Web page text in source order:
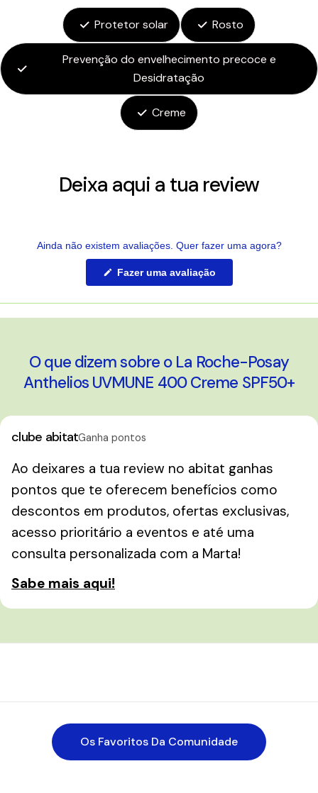
Protetor solar Rosto
Prevenção do envelhecimento precoce e
Desidratação
Creme
Deixa aqui a tua review
Ainda não existem avaliações. Quer fazer uma agora?
Fazer uma avaliação(Abre
numa
janela)
O que dizem sobre o La Roche-Posay
Anthelios UVMUNE 400 Creme SPF50+
clube abitatGanha pontos
Ao deixares a tua review no abitat ganhas
pontos que te oferecem benefícios como
descontos em produtos, ofertas exclusivas,
acesso prioritário a eventos e até uma
consulta personalizada com a Marta!
Sabe mais aqui!
Os Favoritos Da Comunidade